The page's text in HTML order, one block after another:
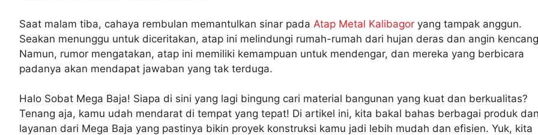
Saat malam tiba, cahaya rembulan memantulkan sinar pada Atap Metal Kalibagor yang tampak anggun.
Seakan menunggu untuk diceritakan, atap ini melindungi rumah-rumah dari hujan deras dan angin
Namun, rumor mengatakan, atap ini memiliki kemampuan untuk mendengar, dan mereka yang berbicara
padanya akan mendapat jawaban yang tak terduga.
Halo Sobat Mega Baja! Siapa di sini yang lagi bingung cari material bangunan yang kuat dan berkualitas?
Tenang aja, kamu udah mendarat di tempat yang tepat! Di artikel ini, kita bakal bahas berbagai produk dan
layanan dari Mega Baja yang pastinya bikin proyek konstruksi kamu jadi lebih mudah dan efisien. Yuk, kita